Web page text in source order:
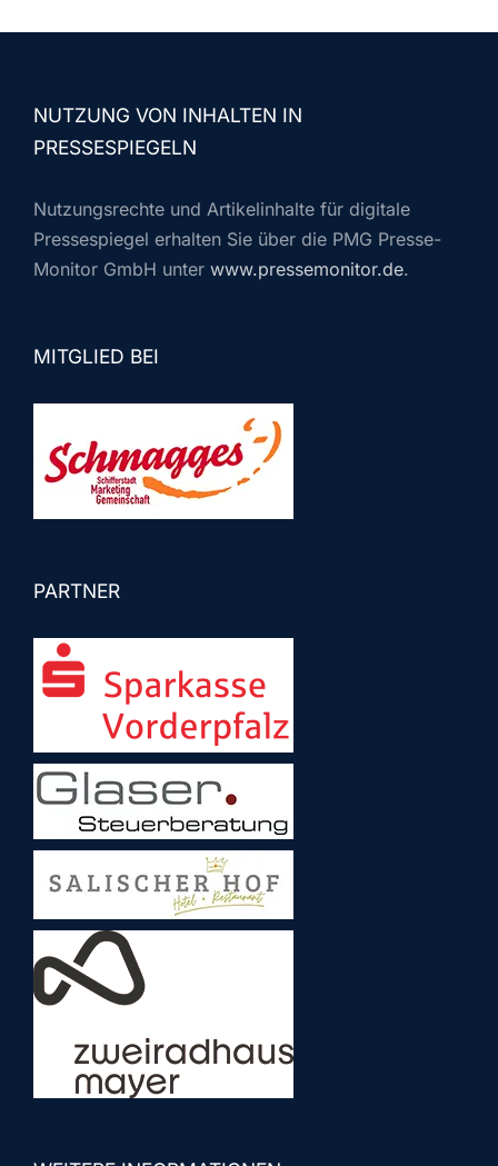
NUTZUNG VON INHALTEN IN
PRESSESPIEGELN
Nutzungsrechte und Artikelinhalte für digitale
Pressespiegel erhalten Sie über die PMG Presse-
Monitor GmbH unter www.pressemonitor.de.
MITGLIED BEI
PARTNER